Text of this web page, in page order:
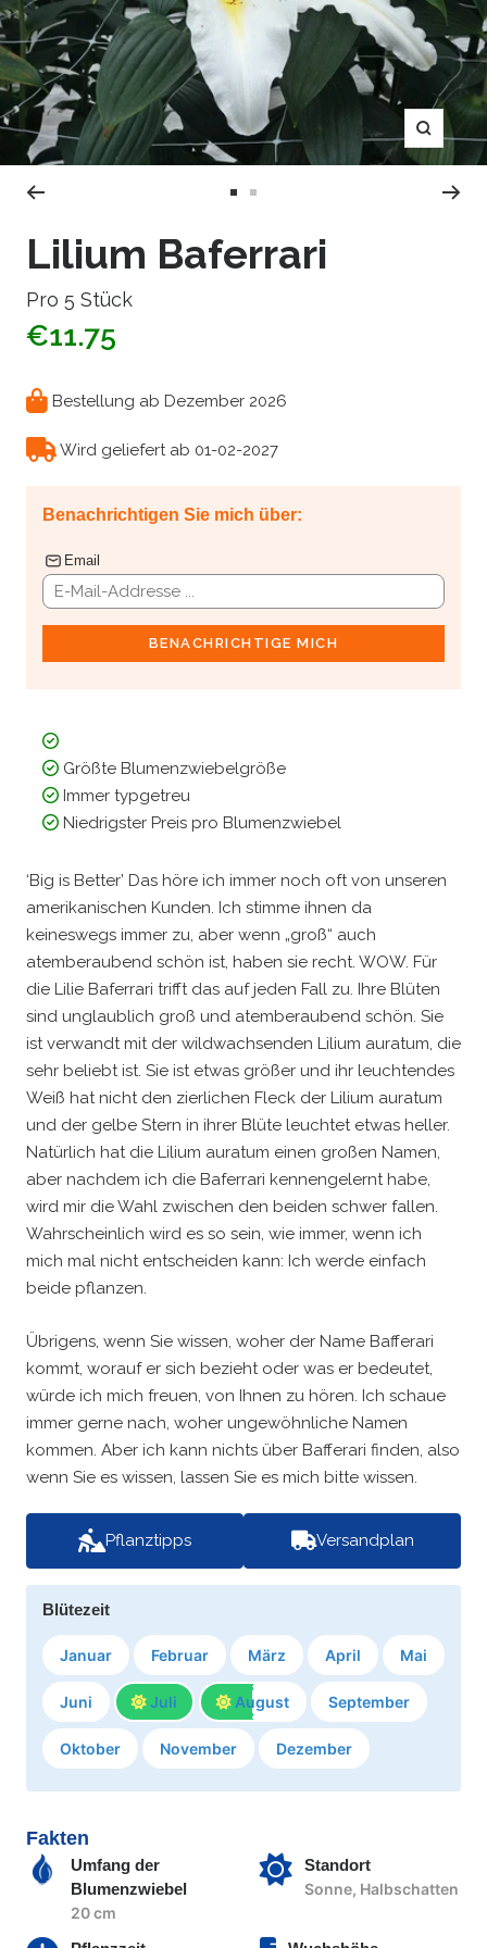
Zoom
1
2
Lilium Baferrari
Pro 5 Stück
€11.75
Bestellung ab Dezember 2026
Wird geliefert ab 01-02-2027
Benachrichtigen Sie mich über:
Email
BENACHRICHTIGE MICH
Größte Blumenzwiebelgröße
Immer typgetreu
Niedrigster Preis pro Blumenzwiebel
‘Big is Better’ Das höre ich immer noch oft von unseren
amerikanischen Kunden. Ich stimme ihnen da
keineswegs immer zu, aber wenn „groß“ auch
atemberaubend schön ist, haben sie recht. WOW. Für
die Lilie Baferrari trifft das auf jeden Fall zu. Ihre Blüten
sind unglaublich groß und atemberaubend schön. Sie
ist verwandt mit der wildwachsenden Lilium auratum, die
sehr beliebt ist. Sie ist etwas größer und ihr leuchtendes
Weiß hat nicht den zierlichen Fleck der Lilium auratum
und der gelbe Stern in ihrer Blüte leuchtet etwas heller.
Natürlich hat die Lilium auratum einen großen Namen,
aber nachdem ich die Baferrari kennengelernt habe,
wird mir die Wahl zwischen den beiden schwer fallen.
Wahrscheinlich wird es so sein, wie immer, wenn ich
mich mal nicht entscheiden kann: Ich werde einfach
beide pflanzen.
Übrigens, wenn Sie wissen, woher der Name Bafferari
kommt, worauf er sich bezieht oder was er bedeutet,
würde ich mich freuen, von Ihnen zu hören. Ich schaue
immer gerne nach, woher ungewöhnliche Namen
kommen. Aber ich kann nichts über Bafferari finden, also
wenn Sie es wissen, lassen Sie es mich bitte wissen.
Pflanztipps Versandplan
Blütezeit
Januar Februar März April Mai
Juni Juli August September
Oktober November Dezember
Fakten
Umfang der
Blumenzwiebel
20 cm
Standort
Sonne, Halbschatten